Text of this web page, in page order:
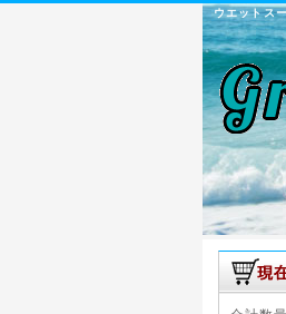
ウエットス